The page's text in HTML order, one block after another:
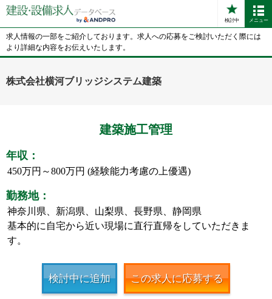
検討中 メニュー
求人情報の一部をご紹介しております。求人への応募をご検討いただく際には
より詳細な内容をお伝えいたします。
株式会社横河ブリッジシステム建築
建築施工管理
年収：
450万円～800万円 (経験能力考慮の上優遇)
勤務地：
神奈川県、新潟県、山梨県、長野県、静岡県
基本的に自宅から近い現場に直行直帰をしていただきま
す。
検討中に追加 この求人に応募する